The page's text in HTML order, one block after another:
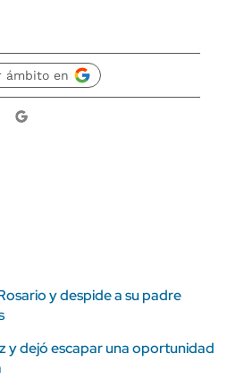
ámbito en
y despide a su padre
y dejó escapar una oportunidad